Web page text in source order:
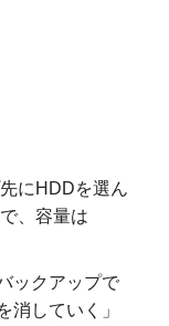
にHDDを選ん
、容量は
ックアップで
消していく」